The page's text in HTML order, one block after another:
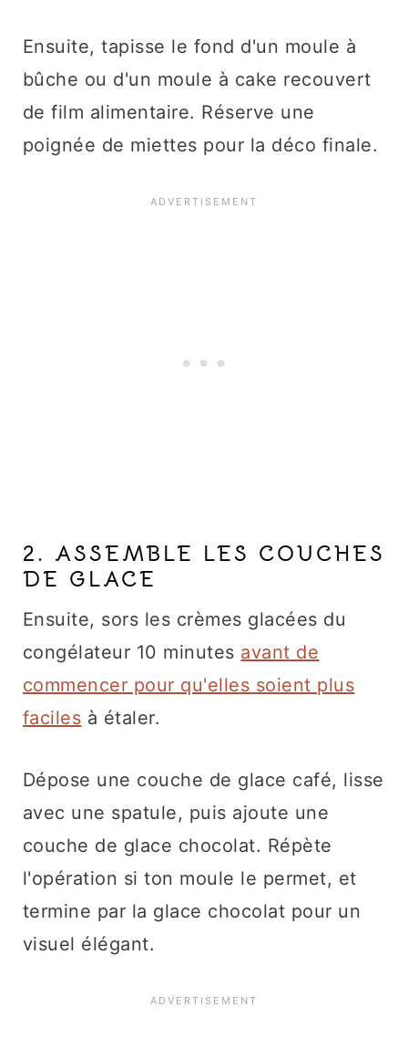
Ensuite, tapisse le fond d'un moule à
bûche ou d'un moule à cake recouvert
de film alimentaire. Réserve une
poignée de miettes pour la déco finale.
2. ASSEMBLE LES COUCHES
DE GLACE
Ensuite, sors les crèmes glacées du
congélateur 10 minutes avant de
commencer pour qu'elles soient plus
faciles à étaler.
Dépose une couche de glace café, lisse
avec une spatule, puis ajoute une
couche de glace chocolat. Répète
l'opération si ton moule le permet, et
termine par la glace chocolat pour un
visuel élégant.